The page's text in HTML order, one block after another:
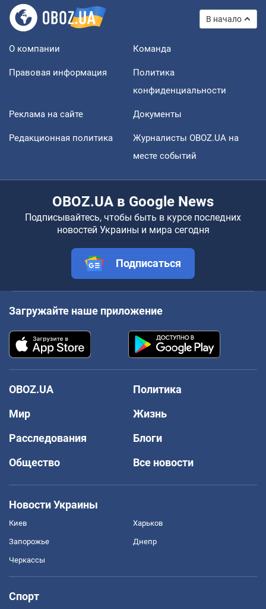
В начало
О компании Команда
Правовая информация
Политика
конфиденциальности
Реклама на сайте Документы
Редакционная политика
Журналисты OBOZ.UA на
месте событий
OBOZ.UA в Google News
Подписывайтесь, чтобы быть в курсе последних
новостей Украины и мира сегодня
Подписаться
Загружайте наше приложение
OBOZ.UA
Политика
Мир
Жизнь
Расследования
Блоги
Общество
Все новости
Новости Украины
Киев Харьков
Запорожье Днепр
Черкассы
Спорт